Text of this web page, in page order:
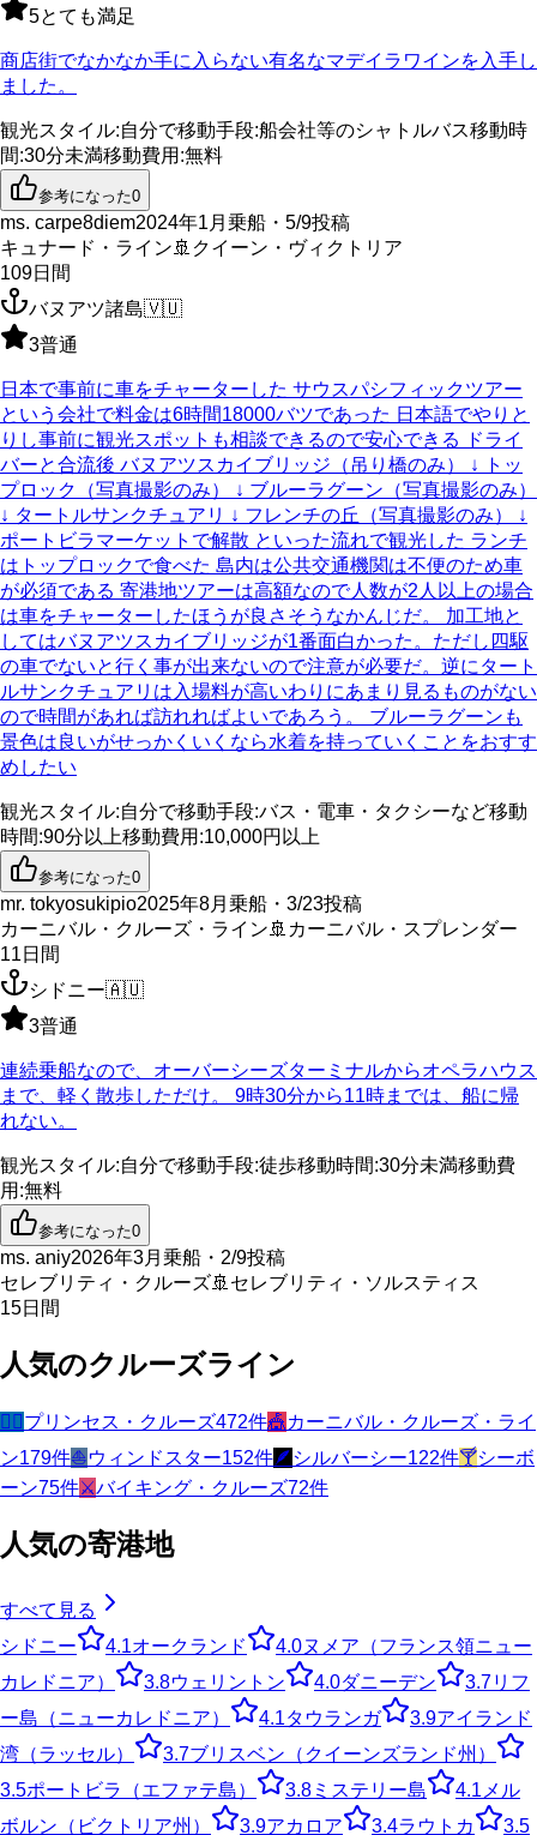
5とても満足
商店街でなかなか手に入らない有名なマデイラワインを入手し
ました。
観光スタイル:自分で移動手段:船会社等のシャトルバス移動時
間:30分未満移動費用 :無料
参考になった0
ms. carpe8diem2024年1月乗船・5/9投稿
キュナード・ライン🚢 クイーン・ヴィクトリア
109日間
バヌアツ諸島🇻🇺
3普通
日本で事前に車をチャーターした サウスパシフィックツアー
という会社で料金は6時間18000バツであった 日本語でやりと
りし事前に観光スポットも相談できるので安心できる ドライ
バーと合流後 バヌアツスカイブリッジ（吊り橋のみ） ↓ トッ
プロック（写真撮影のみ） ↓ ブルーラグーン（写真撮影のみ）
↓ タートルサンクチュアリ ↓ フレンチの丘（写真撮影のみ） ↓
ポートビラマーケットで解散 といった流れで観光した ランチ
はトップロックで食べた 島内は公共交通機関は不便のため車
が必須である 寄港地ツアーは高額なので人数が2人以上の場合
は車をチャーターしたほうが良さそうなかんじだ。 加工地と
してはバヌアツスカイブリッジが1番面白かった。ただし四駆
の車でないと行く事が出来ないので注意が必要だ。逆にタート
ルサンクチュアリは入場料が高いわりにあまり見るものがない
ので時間があれば訪れればよいであろう。 ブルーラグーンも
景色は良いがせっかくいくなら水着を持っていくことをおすす
めしたい
観光スタイル:自分で移動手段:バス・電車・タクシーなど移動
時間:90分以上移動費用 :10,000円以上
参考になった0
mr. tokyosukipio2025年8月乗船・3/23投稿
カーニバル・クルーズ・ライン🚢 カーニバル・スプレンダー
11日間
シドニー🇦🇺
3普通
連続乗船なので、オーバーシーズターミナルからオペラハウス
まで、軽く散歩しただけ。 9時30分から11時までは、船に帰
れない。
観光スタイル:自分で移動手段:徒歩移動時間:30分未満移動費
用 :無料
参考になった0
ms. aniy2026年3月乗船・2/9投稿
セレブリティ・クルーズ🚢セレブリティ・ソルスティス
15日間
人気のクルーズライン
🧜‍♀️ プリンセス・クルーズ472件🎪 カーニバル・クルーズ・ライ
ン179件⛵ウィンドスター152件🪶 シルバーシー122件🍸シーボ
ーン75件⚔️バイキング・クルーズ72件
人気の寄港地
すべて見る
シドニー
4.1オークランド 4.0ヌメア（フランス領ニュー
カレドニア）
3.8ウェリントン 4.0ダニーデン 3.7リフ
ー島（ニューカレドニア）
4.1タウランガ 3.9アイランド
湾（ラッセル）
3.7ブリスベン（クイーンズランド州）
3.5ポートビラ（エファテ島） 3.8 ミステリー島 4.1 メル
ボルン（ビクトリア州）
3.9アカロア 3.4ラウトカ 3.5